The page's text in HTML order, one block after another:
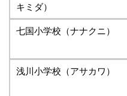
キミダ）
七国小学校（ナナクニ）
浅川小学校（アサカワ）